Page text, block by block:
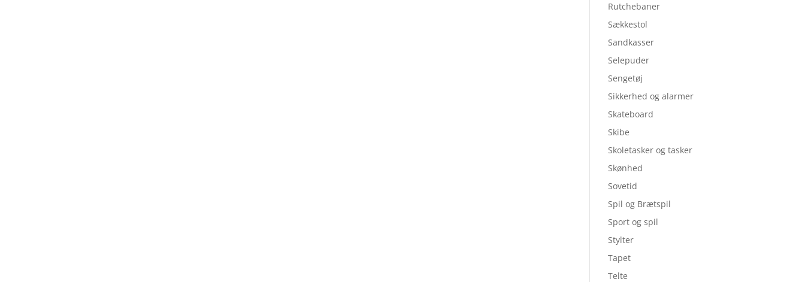
Rutchebaner
Sækkestol
Sandkasser
Selepuder
Sengetøj
Sikkerhed og alarmer
Skateboard
Skibe
Skoletasker og tasker
Skønhed
Sovetid
Spil og Brætspil
Sport og spil
Stylter
Tapet
Telte